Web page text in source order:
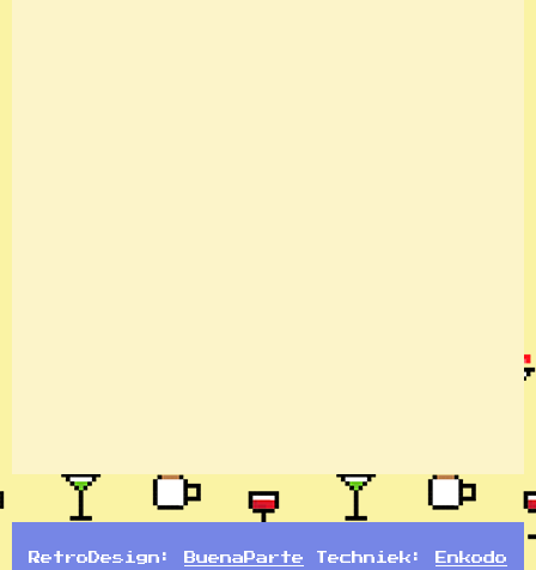
RetroDesign: BuenaParte Techniek: Enkodo